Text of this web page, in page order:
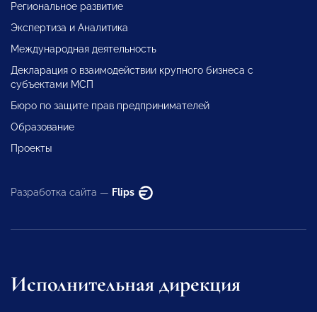
Региональное развитие
Экспертиза и Аналитика
Международная деятельность
Декларация о взаимодействии крупного бизнеса с
субъектами МСП
Бюро по защите прав предпринимателей
Образование
Проекты
Разработка сайта — Flips
Исполнительная дирекция